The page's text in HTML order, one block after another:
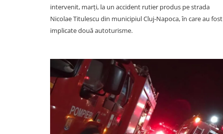
intervenit, marți, la un accident rutier produs pe strada
Nicolae Titulescu din municipiul Cluj-Napoca, în care au fost
implicate două autoturisme.